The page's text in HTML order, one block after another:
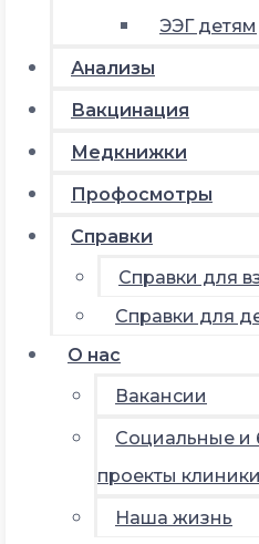
ЭЭГ детям
Анализы
Вакцинация
Медкнижки
Профосмотры
Справки
Справки для
Справки для
О нас
Вакансии
Социальные и
проекты клиники
Наша жизнь